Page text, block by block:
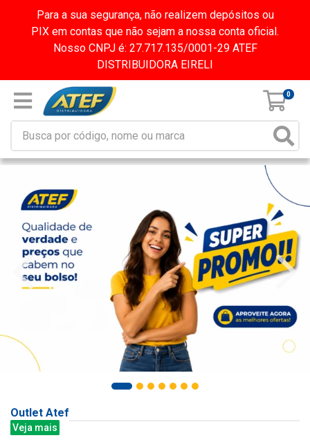
Para a sua segurança, não realizem depósitos ou
PIX em contas que não sejam a nossa conta oficial.
Nosso CNPJ é: 27.717.135/0001-29 ATEF
DISTRIBUIDORA EIRELI
0
Outlet Atef
Veja mais